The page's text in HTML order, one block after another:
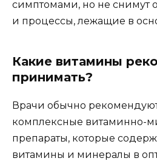
симптомами, но не снимут
и процессы, лежащие в
Какие витамины
принимать?
Врачи обычно
комплексные витаминно-
препараты, которые
витамины и минералы в